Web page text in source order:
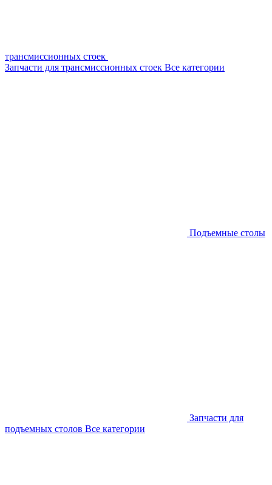
трансмиссионных стоек
Запчасти для трансмиссионных стоек Все категории
Подъемные столы
Запчасти для
подъемных столов Все категории